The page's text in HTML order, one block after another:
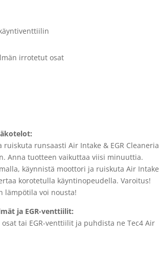
irrotetut osat
runsaasti Air Intake & EGR Cleaneria
Anna tuotteen vaikuttaa viisi minuuttia.
käynnistä moottori ja ruiskuta Air Intake
korotetulla käyntinopeudella. Varoitus!
lämpötila voi nousta!
ja EGR-venttiilit:
tai EGR-venttiilit ja puhdista ne Tec4 Air